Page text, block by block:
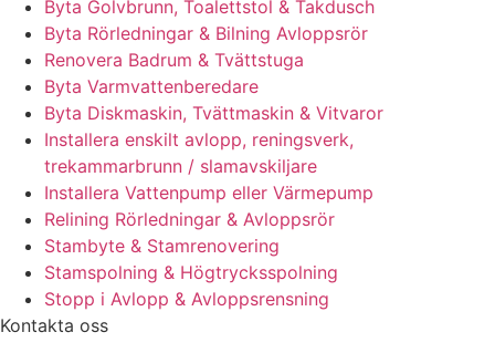
Byta Golvbrunn, Toalettstol & Takdusch
Byta Rörledningar & Bilning Avloppsrör
Renovera Badrum & Tvättstuga
Byta Varmvattenberedare
Byta Diskmaskin, Tvättmaskin & Vitvaror
Installera enskilt avlopp, reningsverk,
trekammarbrunn / slamavskiljare
Installera Vattenpump eller Värmepump
Relining Rörledningar & Avloppsrör
Stambyte & Stamrenovering
Stamspolning & Högtrycksspolning
Stopp i Avlopp & Avloppsrensning
Kontakta oss